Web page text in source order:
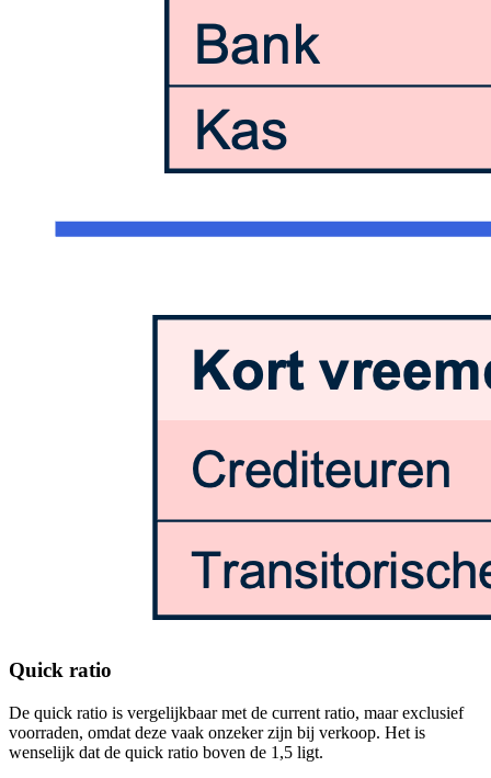
Quick ratio
De quick ratio is vergelijkbaar met de current ratio, maar exclusief
voorraden, omdat deze vaak onzeker zijn bij verkoop. Het is
wenselijk dat de quick ratio boven de 1,5 ligt.